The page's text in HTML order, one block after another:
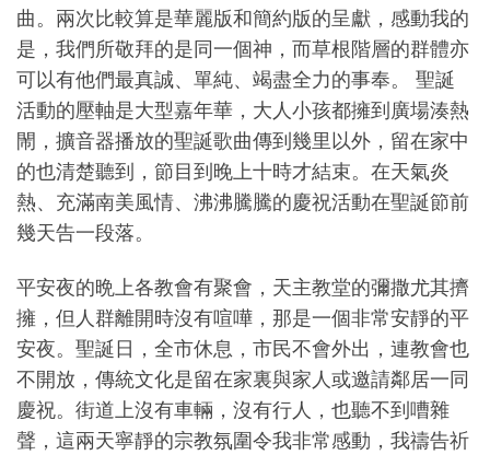
曲。兩次比較算是華麗版和簡約版的呈獻，感動我的
是，我們所敬拜的是同一個神，而草根階層的群體亦
可以有他們最真誠、單純、竭盡全力的事奉。 聖誕
活動的壓軸是大型嘉年華，大人小孩都擁到廣場湊熱
閙，擴音器播放的聖誕歌曲傳到幾里以外，留在家中
的也清楚聽到，節目到晚上十時才結束。在天氣炎
熱、充滿南美風情、沸沸騰騰的慶祝活動在聖誕節前
幾天告一段落。
平安夜的晩上各教會有聚會，天主教堂的彌撒尤其擠
擁，但人群離開時沒有喧嘩，那是一個非常安靜的平
安夜。聖誕日，全市休息，市民不會外出，連教會也
不開放，傳統文化是留在家裏與家人或邀請鄰居一同
慶祝。街道上沒有車輛，沒有行人，也聽不到嘈雜
聲，這兩天寧靜的宗教氛圍令我非常感動，我禱告祈